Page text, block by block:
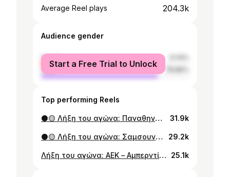
Average Reel plays 204.3k
Audience gender
female
male
Start a Free Trial to Unlock
Top performing Reels
⚫️🟡 Λήξη του αγώνα: Παναθηναϊκός – ΑΕΚ 2-3! #aekfc #aekfcseason2025_2026 #slgr 31.9k
⚫️🟡 Λήξη του αγώνα: Σαμσουνσπόρ – ΑΕΚ 1-2 #aekfc #aekfcseason2025_2026 #UECL 29.2k
Λήξη του αγώνα: ΑΕΚ – Αμπερντίν 6-0! #aekfc #aekfcseason2025_2026 #UECL 25.1k